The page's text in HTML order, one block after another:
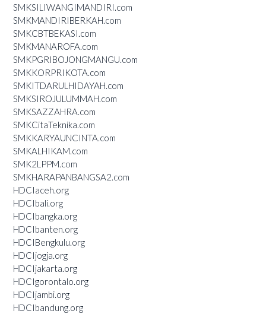
SMKSILIWANGIMANDIRI.com
SMKMANDIRIBERKAH.com
SMKCBTBEKASI.com
SMKMANAROFA.com
SMKPGRIBOJONGMANGU.com
SMKKORPRIKOTA.com
SMKITDARULHIDAYAH.com
SMKSIROJULUMMAH.com
SMKSAZZAHRA.com
SMKCitaTeknika.com
SMKKARYAUNCINTA.com
SMKALHIKAM.com
SMK2LPPM.com
SMKHARAPANBANGSA2.com
HDCIaceh.org
HDCIbali.org
HDCIbangka.org
HDCIbanten.org
HDCIBengkulu.org
HDCIjogja.org
HDCIjakarta.org
HDCIgorontalo.org
HDCIjambi.org
HDCIbandung.org